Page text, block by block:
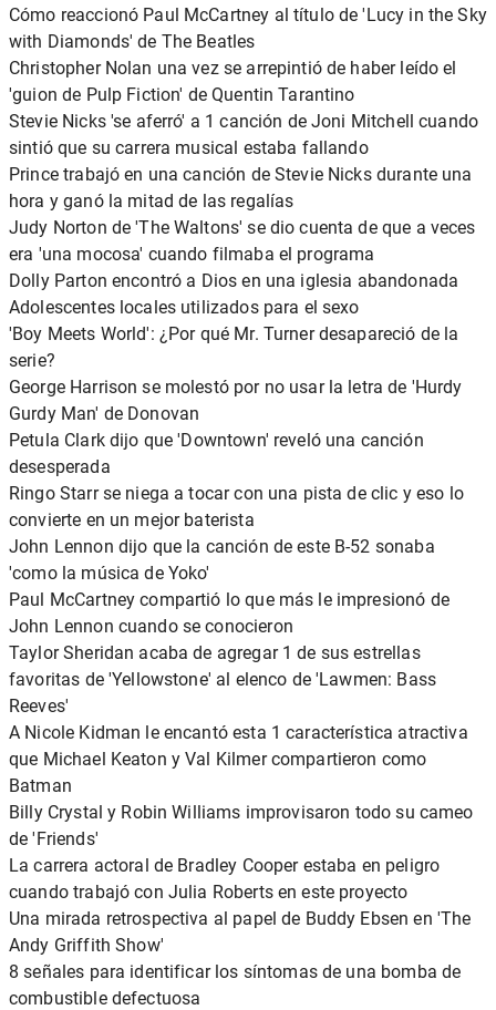
Cómo reaccionó Paul McCartney al título de 'Lucy in the Sky
with Diamonds' de The Beatles
Christopher Nolan una vez se arrepintió de haber leído el
'guion de Pulp Fiction' de Quentin Tarantino
Stevie Nicks 'se aferró' a 1 canción de Joni Mitchell cuando
sintió que su carrera musical estaba fallando
Prince trabajó en una canción de Stevie Nicks durante una
hora y ganó la mitad de las regalías
Judy Norton de 'The Waltons' se dio cuenta de que a veces
era 'una mocosa' cuando filmaba el programa
Dolly Parton encontró a Dios en una iglesia abandonada
Adolescentes locales utilizados para el sexo
'Boy Meets World': ¿Por qué Mr. Turner desapareció de la
serie?
George Harrison se molestó por no usar la letra de 'Hurdy
Gurdy Man' de Donovan
Petula Clark dijo que 'Downtown' reveló una canción
desesperada
Ringo Starr se niega a tocar con una pista de clic y eso lo
convierte en un mejor baterista
John Lennon dijo que la canción de este B-52 sonaba
'como la música de Yoko'
Paul McCartney compartió lo que más le impresionó de
John Lennon cuando se conocieron
Taylor Sheridan acaba de agregar 1 de sus estrellas
favoritas de 'Yellowstone' al elenco de 'Lawmen: Bass
Reeves'
A Nicole Kidman le encantó esta 1 característica atractiva
que Michael Keaton y Val Kilmer compartieron como
Batman
Billy Crystal y Robin Williams improvisaron todo su cameo
de 'Friends'
La carrera actoral de Bradley Cooper estaba en peligro
cuando trabajó con Julia Roberts en este proyecto
Una mirada retrospectiva al papel de Buddy Ebsen en 'The
Andy Griffith Show'
8 señales para identificar los síntomas de una bomba de
combustible defectuosa